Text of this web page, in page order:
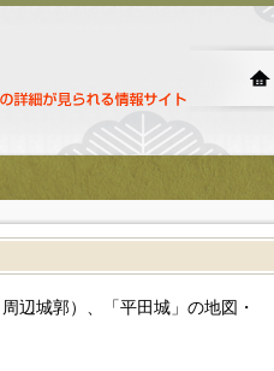
辺城郭）、「平田城」の地図・